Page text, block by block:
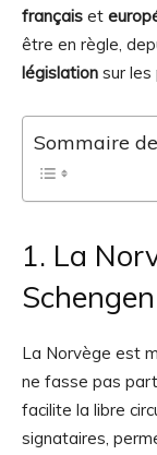
français et
être en règle,
législation sur
Sommaire
1. La
Schengen
La Norvège est
ne fasse pas
facilite la libre
signataires,